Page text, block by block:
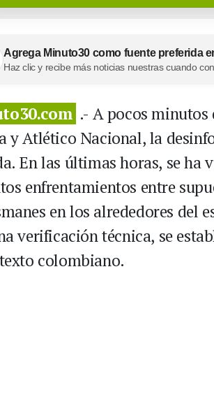
Agrega Minuto30 como fuente preferida
Haz clic y recibe más noticias nuestras cuando
.- A pocos
y Atlético Nacional, la
En las últimas horas, se ha
enfrentamientos entre
en los alrededores
verificación técnica, se
colombiano.